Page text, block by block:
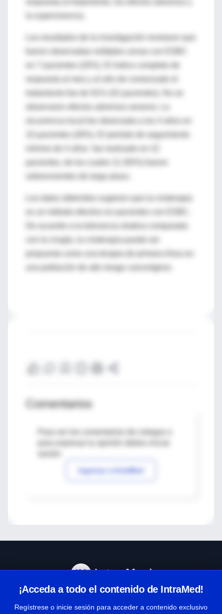
la supervivencia.
Los resultados de la investigación revelaron que
10 pacientes (28%). El período de seguimiento
sobrevivientes de largo plazo.
Los datos obtenidos sugieren que la crioterapia
con la cirugía, la crioterapia puede ser
propuesta como una terapia de primera línea en
una población de alto riesgo cancerígeno.
Comentarios
Para ver los comentarios de colegas o
Ingresar a IntraMed
¡Acceda a todo el contenido de IntraMed!
Regístrese o inicie sesión para acceder a contenido exclusivo